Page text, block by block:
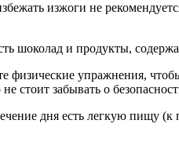
изжоги не
шоколад и продукты,
физические упражнения,
стоит забывать о
дня есть легкую пищу